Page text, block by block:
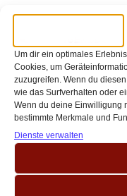
Um dir ein optimales
Cookies, um
zuzugreifen. Wenn du
wie das Surfverhalten oder
Wenn du deine Einwilligung
bestimmte Merkmale und
Dienste verwalten
Schon jetzt wird das
Meinungen gehen
jedes neuen Effzeh-
Inside Müngersdorf